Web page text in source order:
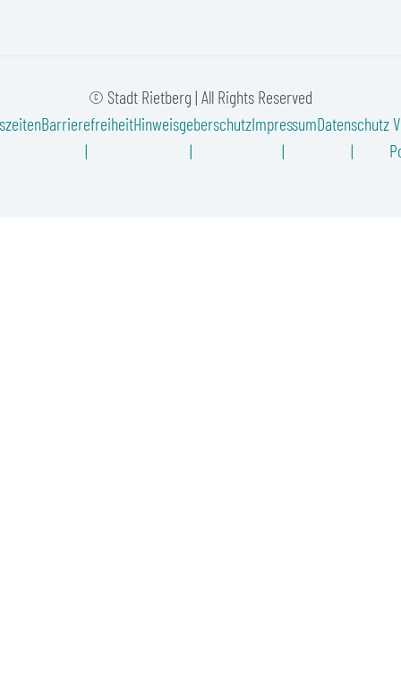
© Stadt Rietberg | All Rights Reserved
BarrierefreiheitHinweisgeberschutzImpressumDatenschutz